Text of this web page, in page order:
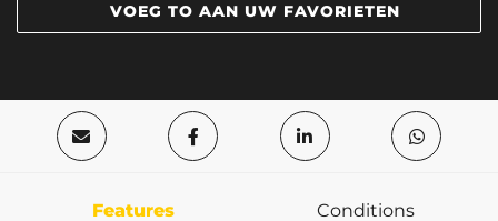
VOEG TO AAN UW FAVORIETEN
Features Conditions